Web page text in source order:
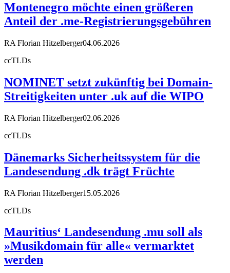
Montenegro möchte einen größeren
Anteil der .me-Registrierungsgebühren
RA Florian Hitzelberger04.06.2026
ccTLDs
NOMINET setzt zukünftig bei Domain-
Streitigkeiten unter .uk auf die WIPO
RA Florian Hitzelberger02.06.2026
ccTLDs
Dänemarks Sicherheitssystem für die
Landesendung .dk trägt Früchte
RA Florian Hitzelberger15.05.2026
ccTLDs
Mauritius‘ Landesendung .mu soll als
»Musikdomain für alle« vermarktet
werden